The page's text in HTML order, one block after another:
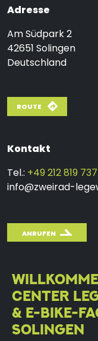
Adresse
Am Südpark 2
42651 Solingen
Deutschland
ROUTE
Kontakt
Tel.: +49 212 819 737
info@zweirad-
ANRUFEN
CENTER
& E-BIKE-
SOLINGEN